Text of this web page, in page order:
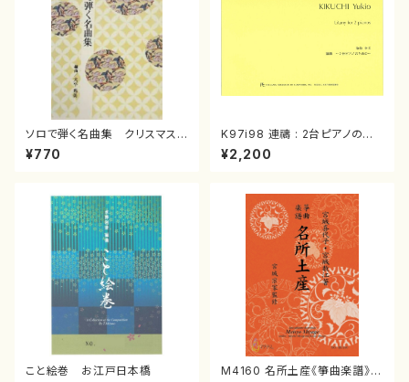
ソロで弾く名曲集 クリスマス・
イブ／恋人がサンタクロース(
箏独奏 /大平光美 編曲/楽
¥770
K97i98 連禱 : 2台ピアノのた
めの（2 Pianos / 菊池 幸夫 /
楽譜）
¥2,200
こと絵巻 お江戸日本橋
M4160 名所土産《箏曲楽譜》